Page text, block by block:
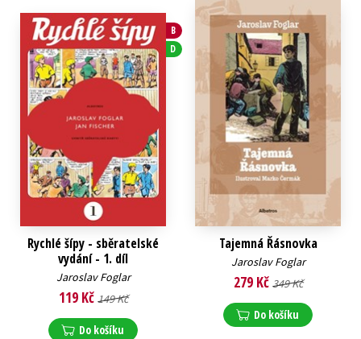
B
D
Rychlé šípy - sběratelské
vydání - 1. díl
Jaroslav Foglar
119 Kč 149 Kč
Do košíku
Tajemná Řásnovka
Jaroslav Foglar
279 Kč 349 Kč
Do košíku